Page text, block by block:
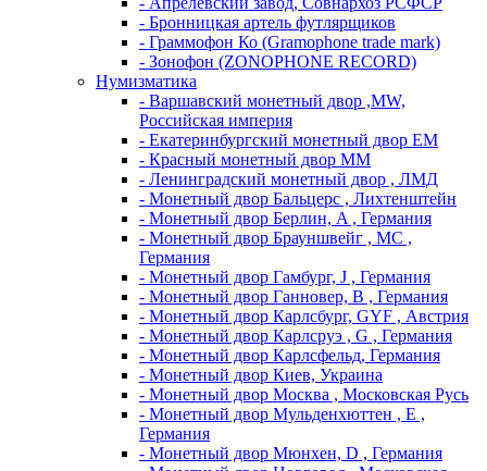
- Бронницкая артель футлярщиков
- Граммофон Ко (Gramophone trade mark)
- Зонофон (ZONOPHONE RECORD)
Нумизматика
- Варшавский монетный двор ,MW,
Российская империя
- Екатеринбургский монетный двор ЕМ
- Красный монетный двор ММ
- Ленинградский монетный двор , ЛМД
- Монетный двор Бальцерс , Лихтенштейн
- Монетный двор Берлин, A , Германия
- Монетный двор Брауншвейг , MC ,
Германия
- Монетный двор Гамбург, J , Германия
- Монетный двор Ганновер, B , Германия
- Монетный двор Карлсбург, GYF , Австрия
- Монетный двор Карлсруэ , G , Германия
- Монетный двор Карлсфельд, Германия
- Монетный двор Киев, Украина
- Монетный двор Москва , Московская Русь
- Монетный двор Мульденхюттен , Е ,
Германия
- Монетный двор Мюнхен, D , Германия